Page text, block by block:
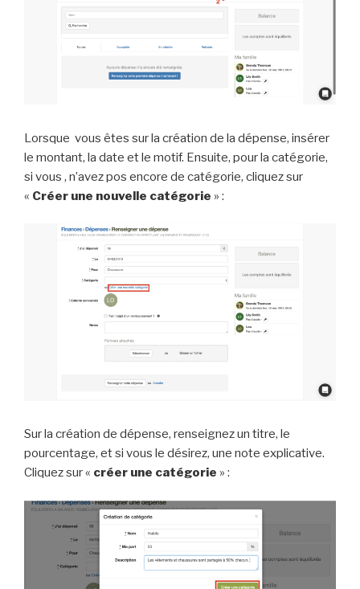
Lorsque vous êtes sur la création de la dépense, insérer
le montant, la date et le motif. Ensuite, pour la catégorie,
si vous , n’avez pos encore de catégorie, cliquez sur
« Créer une nouvelle catégorie » :
Sur la création de dépense, renseignez un titre, le
pourcentage, et si vous le désirez, une note explicative.
Cliquez sur « créer une catégorie » :